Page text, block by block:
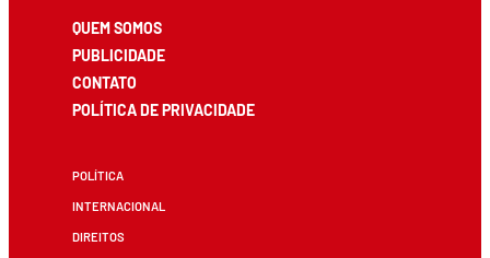
QUEM SOMOS
PUBLICIDADE
CONTATO
POLÍTICA DE PRIVACIDADE
POLÍTICA
INTERNACIONAL
DIREITOS